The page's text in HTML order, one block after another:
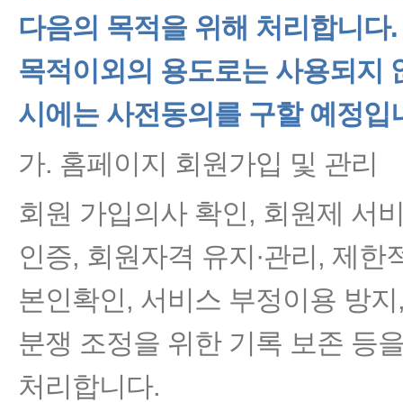
다음의 목적을 위해 처리합니
목적이외의 용도로는 사용되지
시에는 사전동의를 구할 예정입
가. 홈페이지 회원가입 및 관리
회원 가입의사 확인, 회원제 서
인증, 회원자격 유지·관리, 제
본인확인, 서비스 부정이용 방
분쟁 조정을 위한 기록 보존 등
처리합니다.